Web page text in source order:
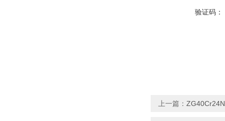
验证码：
上一篇：